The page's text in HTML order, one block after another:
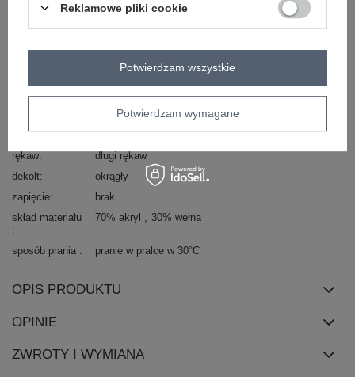
RUE PARIS
styl
casual
okazja
codzienne
napisy
długość
długa
rękaw
długi rękaw
dekolt
okrągły
zapięcie
brak
skład materiału
70% akryl 30% wełna
sposób prania pranie w pralce w 30°C
OPIS PRODUKTU
OPINIE
ZWROTY I WYMIANA
Reklamowe pliki cookie
Potwierdzam wymagane
Potwierdzam wszystkie